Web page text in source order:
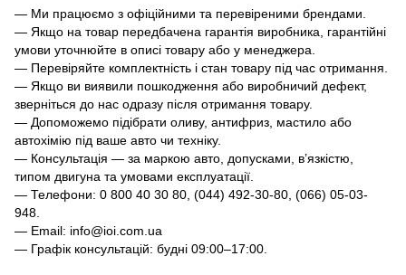
— Ми працюємо з офіційними та перевіреними брендами.
— Якщо на товар передбачена гарантія виробника, гарантійні
умови уточнюйте в описі товару або у менеджера.
— Перевіряйте комплектність і стан товару під час отримання.
— Якщо ви виявили пошкодження або виробничий дефект,
зверніться до нас одразу після отримання товару.
— Допоможемо підібрати оливу, антифриз, мастило або
автохімію під ваше авто чи техніку.
— Консультація — за маркою авто, допусками, в’язкістю,
типом двигуна та умовами експлуатації.
— Телефони: 0 800 40 30 80, (044) 492-30-80, (066) 05-03-
948.
— Email: info@ioi.com.ua
— Графік консультацій: будні 09:00–17:00.